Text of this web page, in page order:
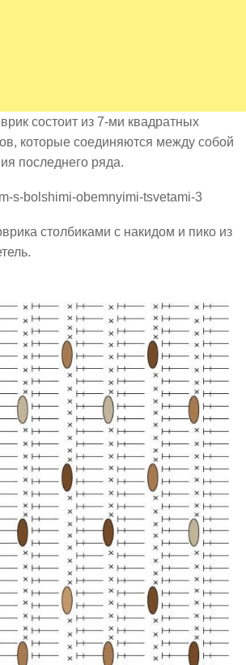
состоит из 7-ми квадратных
которые соединяются между собой
последнего ряда.
столбиками с накидом и пико из